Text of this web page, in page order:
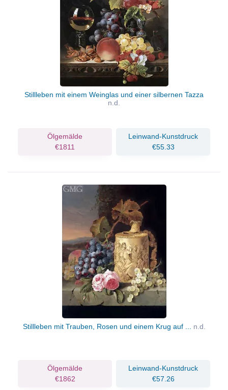
Stillleben mit einem Weinglas und einer silbernen Tazza
n.d.
Ölgemälde
€1811
Leinwand-Kunstdruck
€55.33
Stillleben mit Trauben, Rosen und einem Krug auf ... n.d.
Ölgemälde
€1862
Leinwand-Kunstdruck
€57.26